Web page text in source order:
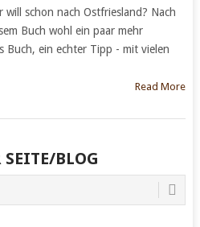
will schon nach Ostfriesland? Nach
Buch wohl ein paar mehr
Buch, ein echter Tipp - mit vielen
Read More
SEITE/BLOG